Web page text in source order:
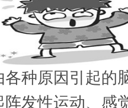
种原因引起的
发性运动、感